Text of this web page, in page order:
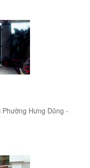
Hưng Dũng -